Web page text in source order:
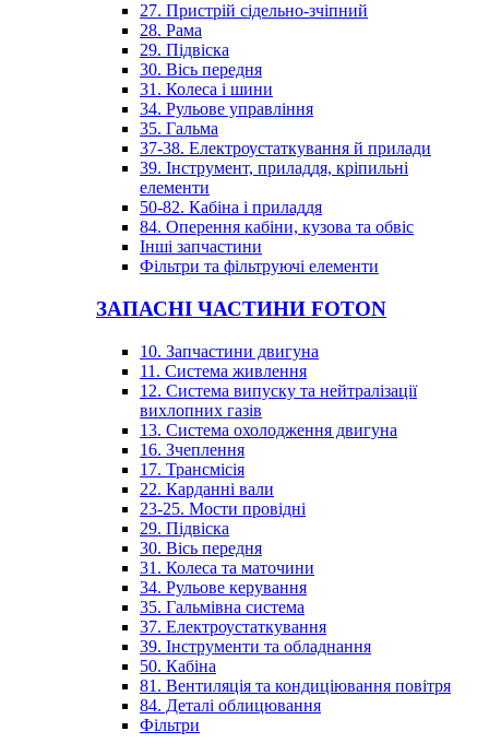
27. Пристрій сідельно-зчіпний
28. Рама
29. Підвіска
30. Вісь передня
31. Колеса і шини
34. Рульове управління
35. Гальма
37-38. Електроустаткування й прилади
39. Інструмент, приладдя, кріпильні
елементи
50-82. Кабіна і приладдя
84. Оперення кабіни, кузова та обвіс
Інші запчастини
Фільтри та фільтруючі елементи
ЗАПАСНІ ЧАСТИНИ FOTON
10. Запчастини двигуна
11. Система живлення
12. Система випуску та нейтралізації
вихлопних газів
13. Система охолодження двигуна
16. Зчеплення
17. Трансмісія
22. Карданні вали
23-25. Мости провідні
29. Підвіска
30. Вісь передня
31. Колеса та маточини
34. Рульове керування
35. Гальмівна система
37. Електроустаткування
39. Інструменти та обладнання
50. Кабіна
81. Вентиляція та кондиціювання повітря
84. Деталі облицювання
Фільтри